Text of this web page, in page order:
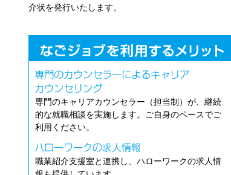
介状を発行いたします。
専門のキャリアカウンセラー（担当制）が、継続
的な就職相談を実施します。ご自身のペースでご
利用ください。
職業紹介支援室と連携し、ハローワークの求人情